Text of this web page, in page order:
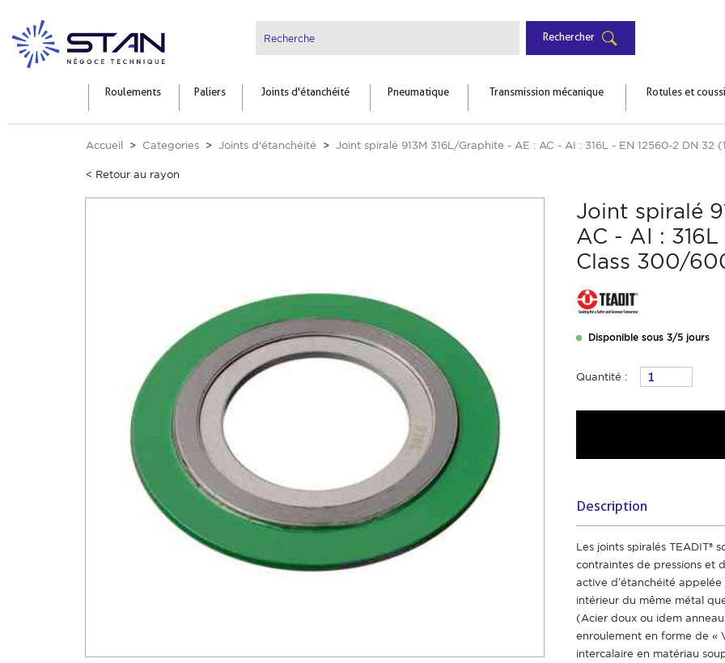
Rechercher
Roulements Paliers Joints d'étanchéité Pneumatique Transmission mécanique Rotules et
Accueil Categories Joints d'étanchéité Joint spiralé 913M 316L/Graphite - AE : AC - AI : 316L - EN 12560-2 DN 32
< Retour au rayon
Joint spiralé
AC - AI :
Class 300/
Disponible sous 3/5 jours
Quantité :
Description
Les joints spiralés TEADIT®
contraintes de pressions et
active d’étanchéité
intérieur du même métal
(Acier doux ou idem
enroulement en forme de «
intercalaire en matériau